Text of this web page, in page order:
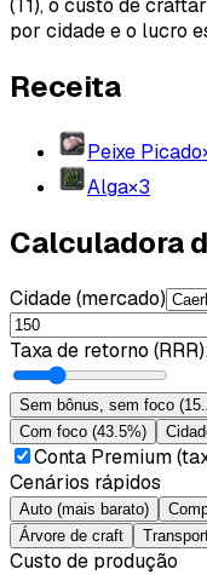
(T1), o custo de
por cidade e o lucro
Receita
Peixe Picado
Alga×3
Calculadora
Cidade (mercado)
Taxa de retorno (RRR)
Sem bônus, sem foco (
Com foco (43.5%)
Conta Premium
Cenários rápidos
Auto (mais barato)
Árvore de craft
Custo de produção